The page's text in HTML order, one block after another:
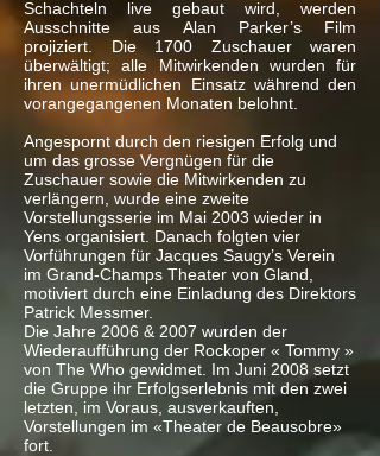
Schachteln live gebaut wird, werden
Ausschnitte aus Alan Parker’s Film
projiziert. Die 1700 Zuschauer waren
überwältigt; alle Mitwirkenden wurden für
ihren unermüdlichen Einsatz während den
vorangegangenen Monaten belohnt.
Angespornt durch den riesigen Erfolg und
um das grosse Vergnügen für die
Zuschauer sowie die Mitwirkenden zu
verlängern, wurde eine zweite
Vorstellungsserie im Mai 2003 wieder in
Yens organisiert. Danach folgten vier
Vorführungen für Jacques Saugy’s Verein
im Grand-Champs Theater von Gland,
motiviert durch eine Einladung des Direktors
Patrick Messmer.
Die Jahre 2006 & 2007 wurden der
Wiederaufführung der Rockoper « Tommy »
von The Who gewidmet. Im Juni 2008 setzt
die Gruppe ihr Erfolgserlebnis mit den zwei
letzten, im Voraus, ausverkauften,
Vorstellungen im «Theater de Beausobre»
fort.